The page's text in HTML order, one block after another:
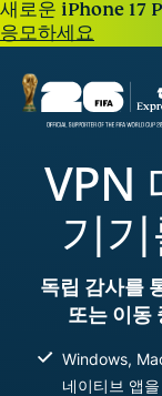
새로운 iPhone 17
응모하세요
VPN
기
독립 감사를
또는 이동
Windows,
네이티브 앱